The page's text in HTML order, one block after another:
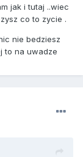
jak i tutaj ..wiec
co to zycie .
nie bedziesz
to na uwadze